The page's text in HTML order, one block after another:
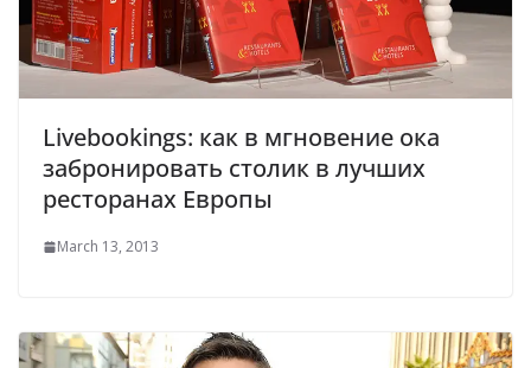
Livebookings: как в мгновение ока
забронировать столик в лучших
ресторанах Европы
March 13, 2013